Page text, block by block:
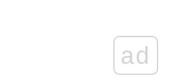
ad